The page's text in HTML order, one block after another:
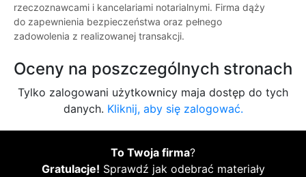
rzeczoznawcami i kancelariami notarialnymi. Firma dąży
do zapewnienia bezpieczeństwa oraz pełnego
zadowolenia z realizowanej transakcji.
Oceny na poszczególnych stronach
Tylko zalogowani użytkownicy maja dostęp do tych
danych. Kliknij, aby się zalogować.
To Twoja firma?
Gratulacje! Sprawdź jak odebrać materiały